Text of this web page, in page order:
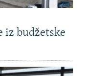
iz budžetske